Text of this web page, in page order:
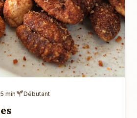
min Débutant